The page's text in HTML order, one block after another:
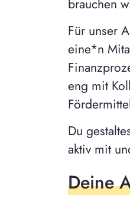
brauchen
Für unser
eine*n
eng mit
Du
aktiv mit
Deine